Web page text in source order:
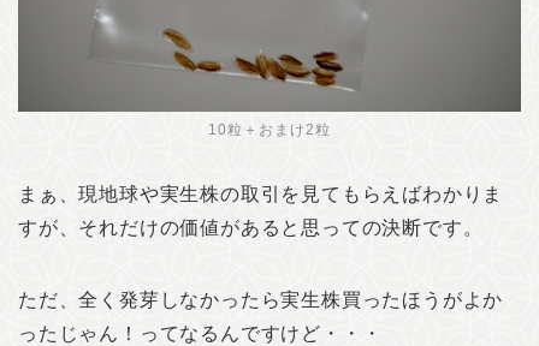
10粒＋おまけ2粒
まぁ、現地球や実生株の取引を見てもらえばわかりま
すが、それだけの価値があると思っての決断です。
ただ、全く発芽しなかったら実生株買ったほうがよか
ったじゃん！ってなるんですけど・・・